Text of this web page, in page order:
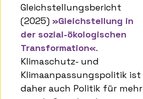
Gleichstellungsbericht
(2025) »Gleichstellung in
der sozial-ökologischen
Transformation«.
Klimaschutz- und
Klimaanpassungspolitik ist
daher auch Politik für mehr